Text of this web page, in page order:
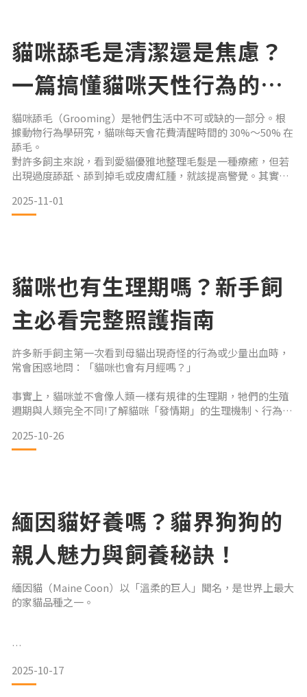
貓咪舔毛是清潔還是焦慮？
一篇搞懂貓咪天性行為的完
整指南
貓咪舔毛（Grooming）是牠們生活中不可或缺的一部分。根
據動物行為學研究，貓咪每天會花費清醒時間的 30%～50% 在
舔毛。
對許多飼主來說，看到愛貓優雅地整理毛髮是一種療癒，但若
出現過度舔舐、舔到掉毛或皮膚紅腫，就該提高警覺。其實，
切相關。🧼 貓咪舔毛的四大功能：不只是愛乾淨！舔毛是貓咪
的本能行為，結合了生理、心理與社交層面的需求。以下是牠
2025-11-01
貓咪也有生理期嗎？新手飼
主必看完整照護指南
許多新手飼主第一次看到母貓出現奇怪的行為或少量出血時，
常會困惑地問：「貓咪也會有月經嗎？」
事實上，貓咪並不會像人類一樣有規律的生理期，牠們的生殖
週期與人類完全不同!了解貓咪「發情期」的生理機制、行為變
維護牠健康與情緒穩定的關鍵。
👉 發情時有哪些症狀？
👉 飼主應該如何照顧與安撫？
👉 為什麼結紮是最有效的解決方案？🩸迷思破解：貓咪真的會
有「月經」嗎？答案是：不會。母貓並沒有像人
2025-10-26
緬因貓好養嗎？貓界狗狗的
親人魅力與飼養秘訣！
緬因貓（Maine Coon）以「溫柔的巨人」聞名，是世界上最大
的家貓品種之一。
尾巴。雖然長得帥氣又高冷，但其實緬因貓性格親人、聰明、
善於互動，被飼主稱為 「貓界狗狗」。許多人好奇：緬因貓好
2025-10-17